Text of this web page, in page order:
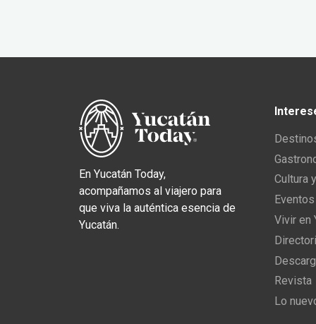
En Yucatán Today,
acompañamos al viajero para
que viva la auténtica esencia de
Yucatán.
Cultura
Vivir en
Revista
Lo